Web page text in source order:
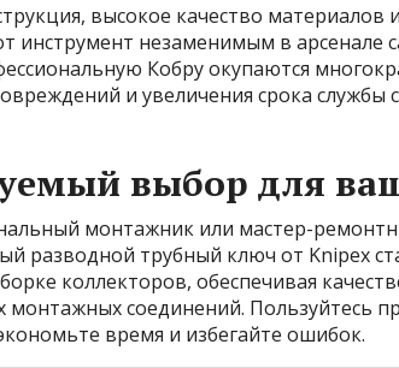
высокое качество материалов
инструмент незаменимым в арсенале
Кобру окупаются
и увеличения срока службы
выбор для
монтажник или мастер-
разводной трубный ключ от Knipex
коллекторов, обеспечивая
монтажных соединений. Пользуйтесь
время и избегайте ошибок.